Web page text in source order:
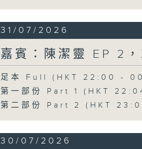
31/07/2026
嘉賓：陳潔靈 EP 2
足本 Full (HKT 22:00 -
第一部份 Part 1 (HKT
第二部份 Part 2 (HKT
30/07/2026